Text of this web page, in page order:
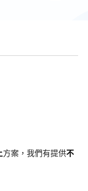
方案，我們有提供不